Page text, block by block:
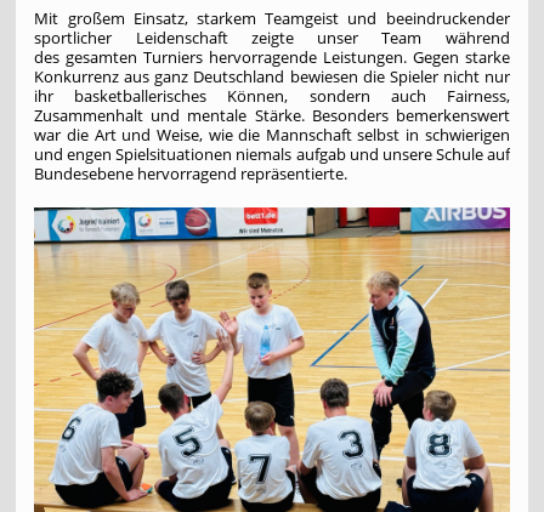
Mit großem Einsatz, starkem Teamgeist und beeindruckender
sportlicher Leidenschaft zeigte unser Team während
des gesamten Turniers hervorragende Leistungen. Gegen starke
Konkurrenz aus ganz Deutschland bewiesen die Spieler nicht nur
ihr basketballerisches Können, sondern auch Fairness,
Zusammenhalt und mentale Stärke. Besonders bemerkenswert
war die Art und Weise, wie die Mannschaft selbst in schwierigen
und engen Spielsituationen niemals aufgab und unsere Schule auf
Bundesebene hervorragend repräsentierte.